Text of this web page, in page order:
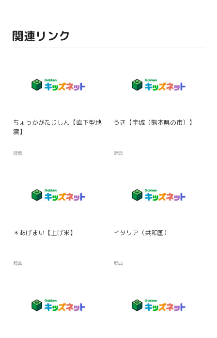
関連リンク
ちょっかがたじしん【直下型地
震】
辞典
うき【宇城（熊本県の市）】
辞典
＊あげまい【上げ米】
辞典
イタリア（共和国）
辞典